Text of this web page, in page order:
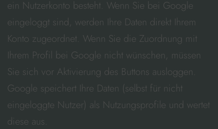
ein Nutzerkonto besteht. Wenn Sie bei Google
eingeloggt sind, werden Ihre Daten direkt Ihrem
Konto zugeordnet. Wenn Sie die Zuordnung mit
Ihrem Profil bei Google nicht wünschen, müssen
Sie sich vor Aktivierung des Buttons ausloggen.
Google speichert Ihre Daten (selbst für nicht
eingeloggte Nutzer) als Nutzungsprofile und wertet
diese aus.